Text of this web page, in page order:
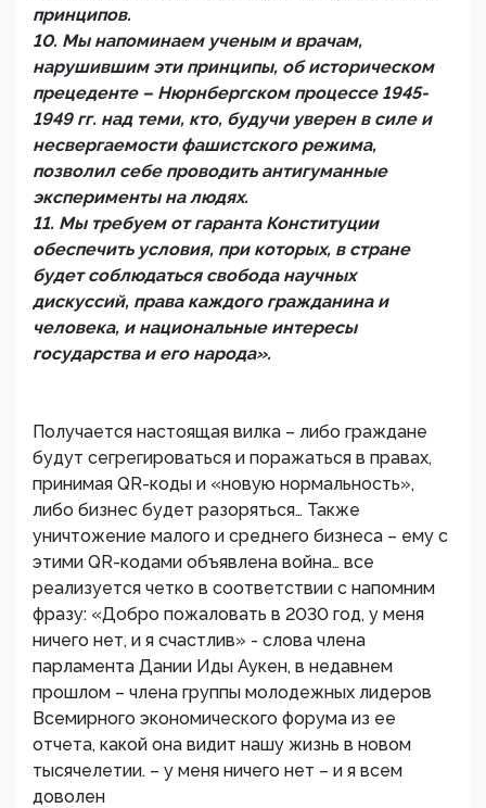
принципов.
10. Мы напоминаем ученым и врачам,
нарушившим эти принципы, об историческом
прецеденте – Нюрнбергском процессе 1945-
1949 гг. над теми, кто, будучи уверен в силе и
несвергаемости фашистского режима,
позволил себе проводить антигуманные
эксперименты на людях.
11. Мы требуем от гаранта Конституции
обеспечить условия, при которых, в стране
будет соблюдаться свобода научных
дискуссий, права каждого гражданина и
человека, и национальные интересы
государства и его народа».
Получается настоящая вилка – либо граждане
будут сегрегироваться и поражаться в правах,
принимая QR-коды и «новую нормальность»,
либо бизнес будет разоряться… Также
уничтожение малого и среднего бизнеса – ему с
этими QR-кодами объявлена война… все
реализуется четко в соответствии с напомним
фразу: «Добро пожаловать в 2030 год, у меня
ничего нет, и я счастлив» - слова члена
парламента Дании Иды Аукен, в недавнем
прошлом – члена группы молодежных лидеров
Всемирного экономического форума из ее
отчета, какой она видит нашу жизнь в новом
тысячелетии. – у меня ничего нет – и я всем
доволен